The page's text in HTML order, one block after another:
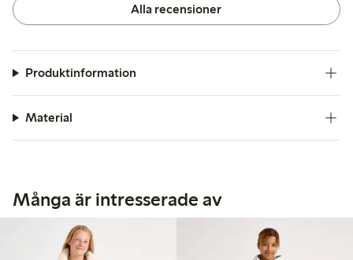
Alla recensioner
Produktinformation
Material
Många är intresserade av